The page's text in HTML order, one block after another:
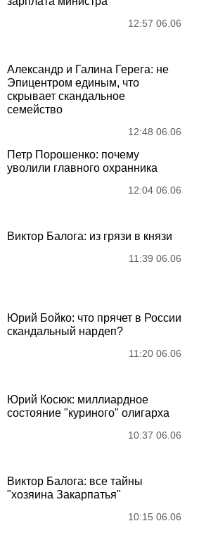
12:57 06.06
Александр и Галина Герега: не
Эпицентром единым, что
скрывает скандальное
семейство
12:48 06.06
Петр Порошенко: почему
уволили главного охранника
12:04 06.06
Виктор Балога: из грязи в князи
11:39 06.06
Юрий Бойко: что прячет в России
скандальный нардеп?
11:20 06.06
Юрий Косюк: миллиардное
состояние "куриного" олигарха
10:37 06.06
Виктор Балога: все тайны
"хозяина Закарпатья"
10:15 06.06